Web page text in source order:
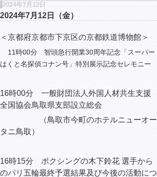
2024年7月12日
2024年7月12日（金）
＜京都府京都市下京区の京都鉄道博物館＞
11時00分 智頭急行開業30周年記念 「スーパー
はくと名探偵コナン号」特別展示記念セレモニー
16時00分 一般財団法人外国人材共生支援
全国協会鳥取県支部設立総会
（鳥取市今町のホテルニューオー
タニ鳥取）
16時15分 ボクシングの木下鈴花 選手から
のパリ五輪最終予選結果及び今後の活動につ